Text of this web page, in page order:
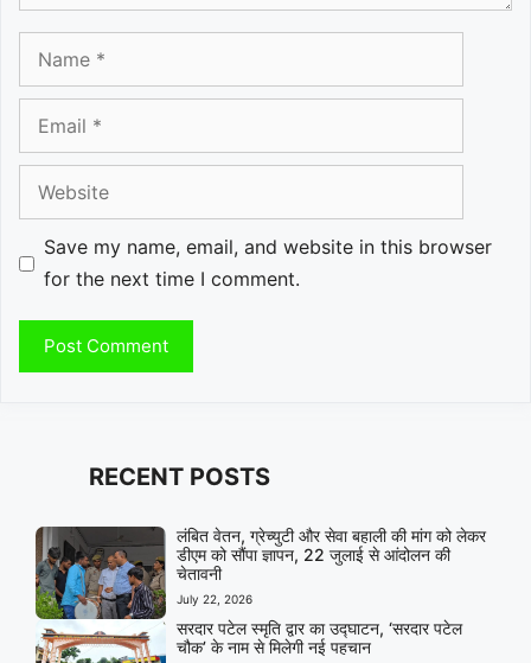
Name
Email
Website
Save my name, email, and website in this browser
for the next time I comment.
RECENT POSTS
लंबित वेतन, ग्रेच्युटी और सेवा बहाली की मांग को लेकर
डीएम को सौंपा ज्ञापन, 22 जुलाई से आंदोलन की
चेतावनी
July 22, 2026
सरदार पटेल स्मृति द्वार का उद्घाटन, ‘सरदार पटेल
चौक’ के नाम से मिलेगी नई पहचान